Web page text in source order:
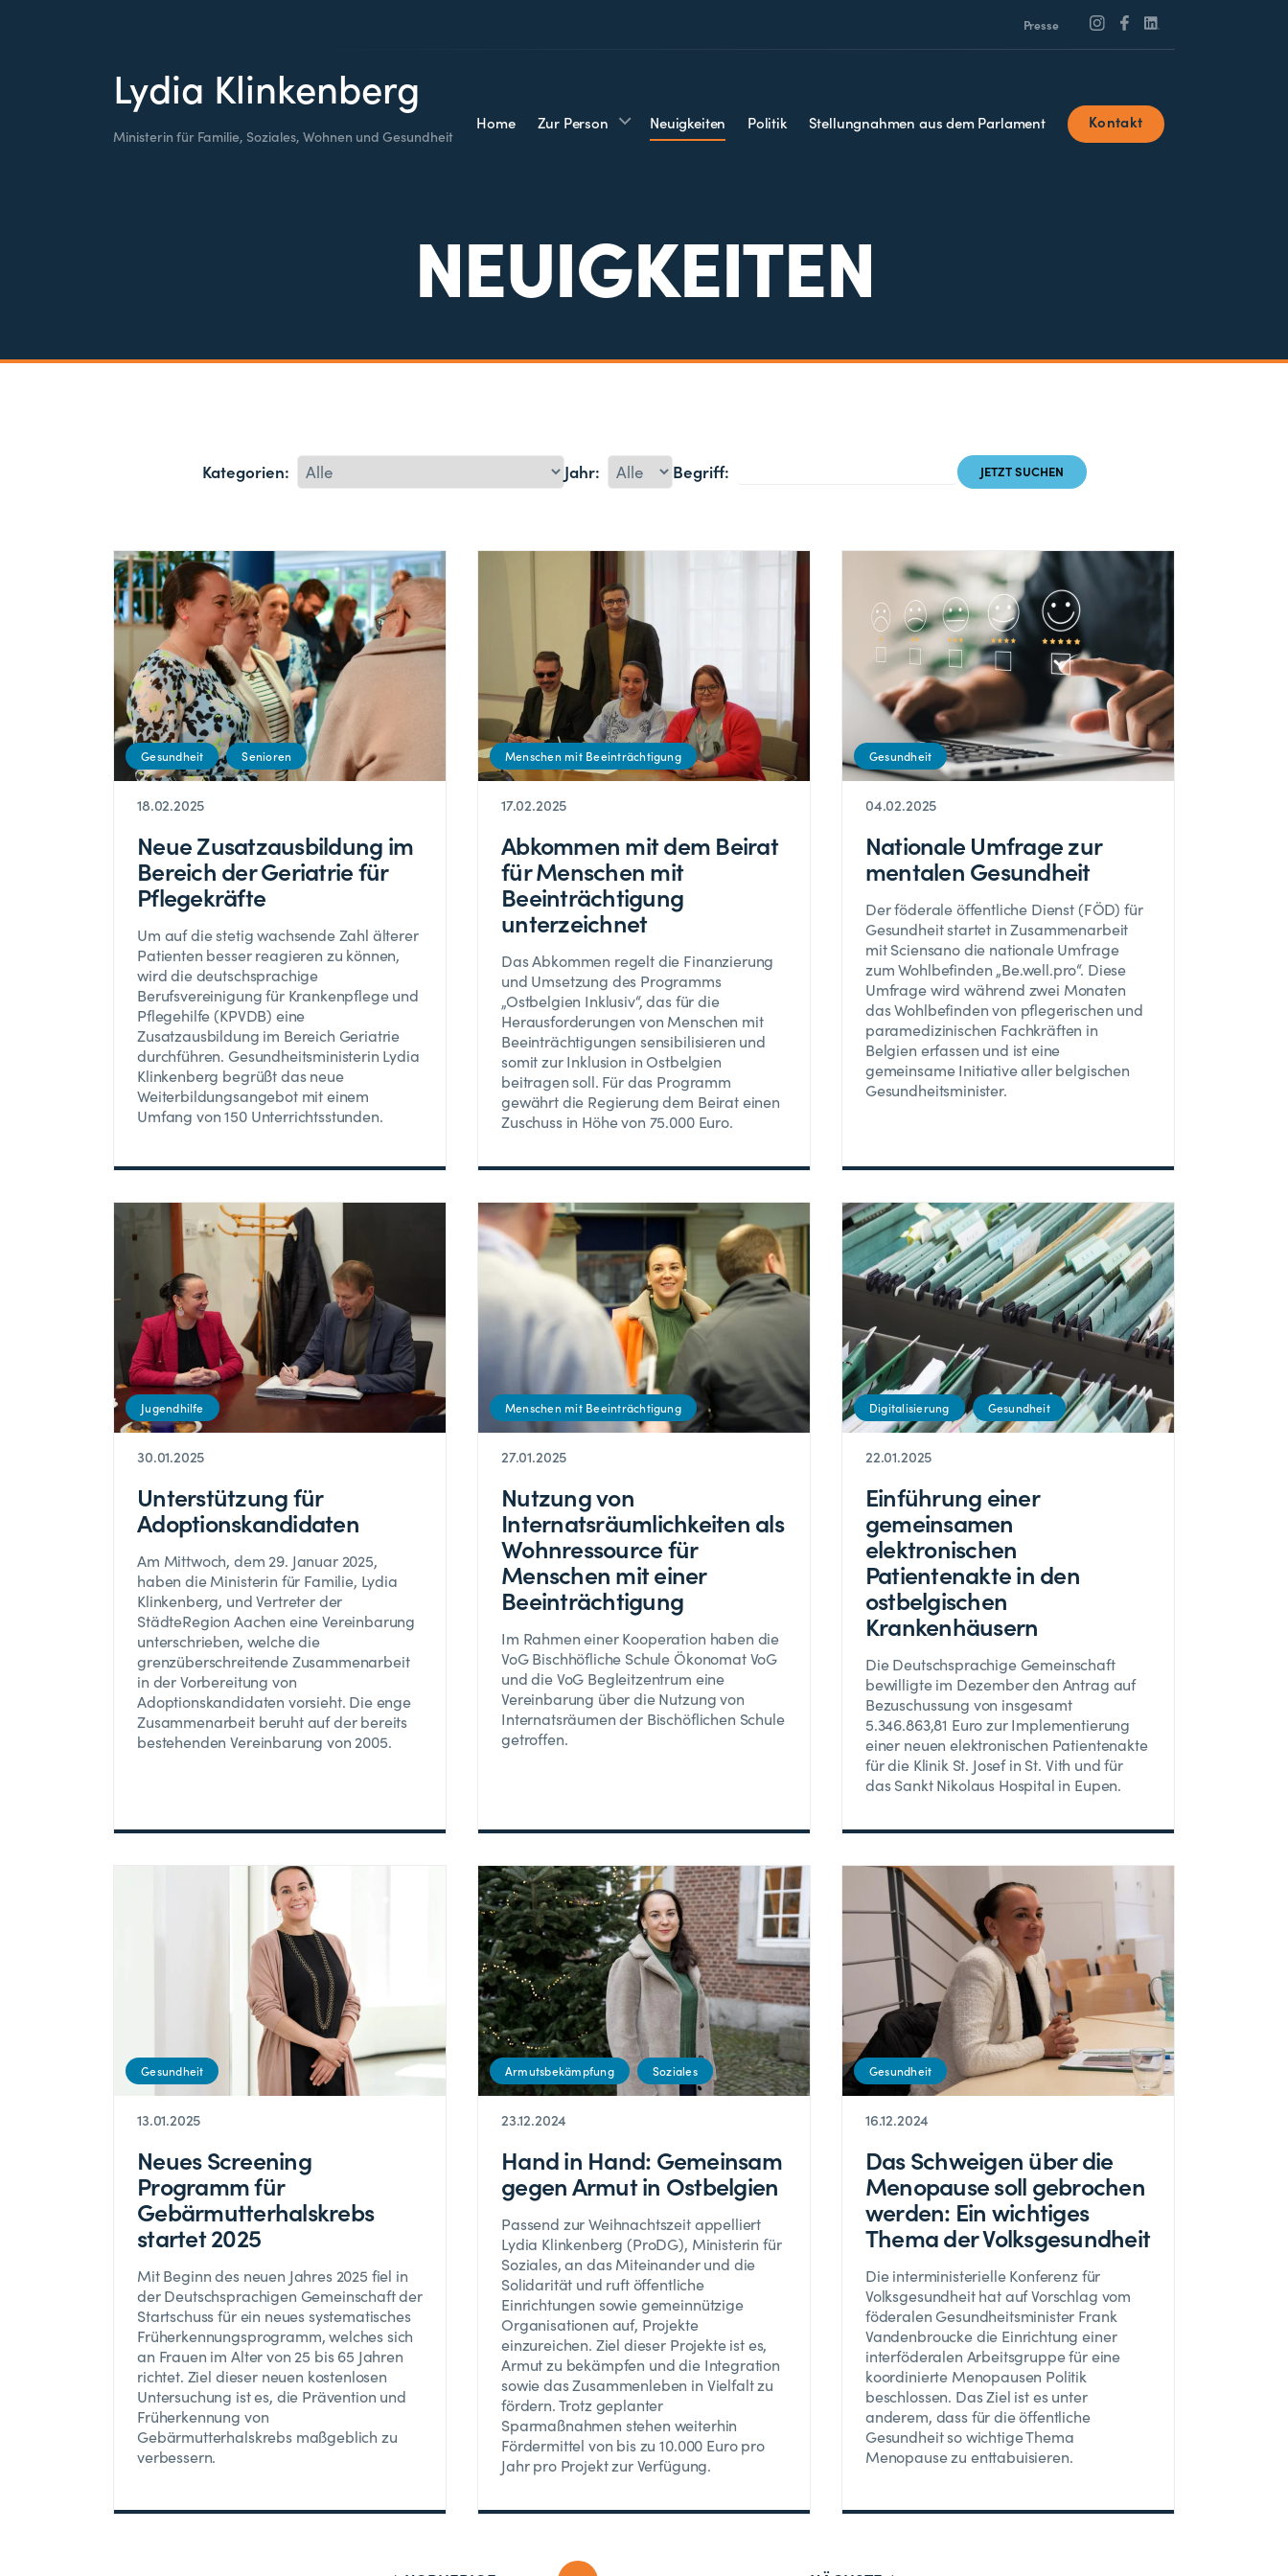
Presse
Lydia Klinkenberg
Ministerin für Familie, Soziales, Wohnen und Gesundheit
Home Zur Person Neuigkeiten Politik Stellungnahmen aus dem Parlament Kontakt
NEUIGKEITEN
Kategorien: Jahr: Begriff:
Gesundheit Senioren
18.02.2025
Neue Zusatzausbildung im
Bereich der Geriatrie für
Pflegekräfte
Um auf die stetig wachsende Zahl älterer
Patienten besser reagieren zu können,
wird die deutschsprachige
Berufsvereinigung für Krankenpflege und
Pflegehilfe (KPVDB) eine
Zusatzausbildung im Bereich Geriatrie
durchführen. Gesundheitsministerin Lydia
Klinkenberg begrüßt das neue
Weiterbildungsangebot mit einem
Umfang von 150 Unterrichtsstunden.
Menschen mit Beeinträchtigung
17.02.2025
Abkommen mit dem Beirat
für Menschen mit
Beeinträchtigung
unterzeichnet
Das Abkommen regelt die Finanzierung
und Umsetzung des Programms
„Ostbelgien Inklusiv“, das für die
Herausforderungen von Menschen mit
Beeinträchtigungen sensibilisieren und
somit zur Inklusion in Ostbelgien
beitragen soll. Für das Programm
gewährt die Regierung dem Beirat einen
Zuschuss in Höhe von 75.000 Euro.
Gesundheit
04.02.2025
Nationale Umfrage zur
mentalen Gesundheit
Der föderale öffentliche Dienst (FÖD) für
Gesundheit startet in Zusammenarbeit
mit Sciensano die nationale Umfrage
zum Wohlbefinden „Be.well.pro“. Diese
Umfrage wird während zwei Monaten
das Wohlbefinden von pflegerischen und
paramedizinischen Fachkräften in
Belgien erfassen und ist eine
gemeinsame Initiative aller belgischen
Gesundheitsminister.
Jugendhilfe
30.01.2025
Unterstützung für
Adoptionskandidaten
Am Mittwoch, dem 29. Januar 2025,
haben die Ministerin für Familie, Lydia
Klinkenberg, und Vertreter der
StädteRegion Aachen eine Vereinbarung
unterschrieben, welche die
grenzüberschreitende Zusammenarbeit
in der Vorbereitung von
Adoptionskandidaten vorsieht. Die enge
Zusammenarbeit beruht auf der bereits
bestehenden Vereinbarung von 2005.
Menschen mit Beeinträchtigung
27.01.2025
Nutzung von
Internatsräumlichkeiten als
Wohnressource für
Menschen mit einer
Beeinträchtigung
Im Rahmen einer Kooperation haben die
VoG Bischhöfliche Schule Ökonomat VoG
und die VoG Begleitzentrum eine
Vereinbarung über die Nutzung von
Internatsräumen der Bischöflichen Schule
getroffen.
Digitalisierung Gesundheit
22.01.2025
Einführung einer
gemeinsamen
elektronischen
Patientenakte in den
ostbelgischen
Krankenhäusern
Die Deutschsprachige Gemeinschaft
bewilligte im Dezember den Antrag auf
Bezuschussung von insgesamt
5.346.863,81 Euro zur Implementierung
einer neuen elektronischen Patientenakte
für die Klinik St. Josef in St. Vith und für
das Sankt Nikolaus Hospital in Eupen.
Gesundheit
13.01.2025
Neues Screening
Programm für
Gebärmutterhalskrebs
startet 2025
Mit Beginn des neuen Jahres 2025 fiel in
der Deutschsprachigen Gemeinschaft der
Startschuss für ein neues systematisches
Früherkennungsprogramm, welches sich
an Frauen im Alter von 25 bis 65 Jahren
richtet. Ziel dieser neuen kostenlosen
Untersuchung ist es, die Prävention und
Früherkennung von
Gebärmutterhalskrebs maßgeblich zu
verbessern.
Armutsbekämpfung Soziales
23.12.2024
Hand in Hand: Gemeinsam
gegen Armut in Ostbelgien
Passend zur Weihnachtszeit appelliert
Lydia Klinkenberg (ProDG), Ministerin für
Soziales, an das Miteinander und die
Solidarität und ruft öffentliche
Einrichtungen sowie gemeinnützige
Organisationen auf, Projekte
einzureichen. Ziel dieser Projekte ist es,
Armut zu bekämpfen und die Integration
sowie das Zusammenleben in Vielfalt zu
fördern. Trotz geplanter
Sparmaßnahmen stehen weiterhin
Fördermittel von bis zu 10.000 Euro pro
Jahr pro Projekt zur Verfügung.
Gesundheit
16.12.2024
Das Schweigen über die
Menopause soll gebrochen
werden: Ein wichtiges
Thema der Volksgesundheit
Die interministerielle Konferenz für
Volksgesundheit hat auf Vorschlag vom
föderalen Gesundheitsminister Frank
Vandenbroucke die Einrichtung einer
interföderalen Arbeitsgruppe für eine
koordinierte Menopausen Politik
beschlossen. Das Ziel ist es unter
anderem, dass für die öffentliche
Gesundheit so wichtige Thema
Menopause zu enttabuisieren.